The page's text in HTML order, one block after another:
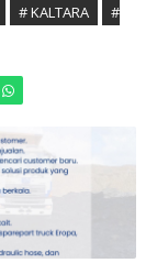
# KALTARA
#